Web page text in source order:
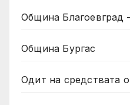
Община Благоевград
Община Бургас
Одит на средствата